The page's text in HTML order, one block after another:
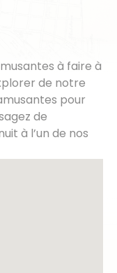
à faire à
de notre
pour
de
à l’un de nos